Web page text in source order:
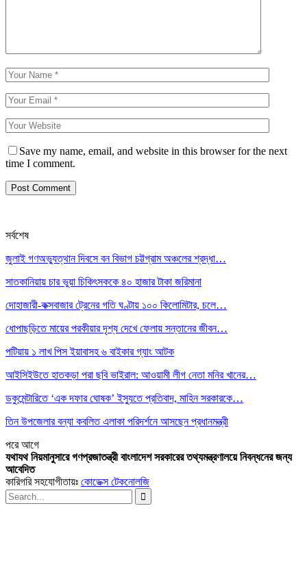
Save my name, email, and website in this browser for the next
time I comment.
সর্বশেষ
জুলাই গণঅভ্যুত্থান দিবসে বন বিভাগ চট্টগ্রাম অঞ্চলের শ্রদ্ধা…
সাতকানিয়ায় চার ভুয়া চিকিৎসককে ৪০ হাজার টাকা জরিমানা
দোহাজারী-কক্সবাজার ট্রেনের গতি ঘণ্টায় ১০০ কিলোমিটার, চলে…
ধোপাছড়িতে মায়ের পরকীয়ার দৃশ্য দেখে ফেলায় সন্তানের জীবন…
পটিয়ায় ১ লাখ পিস ইয়াবাসহ ৬ বাইকার গ্যাং আটক
আইসিইউতে হাতকড়া পরা ছবি ভাইরাল: আওয়ামী লীগ নেতা মনির খানের…
ডকুমেন্টারিতে ‘এক দফার ঘোষক’ ইস্যুতে প্রতিবাদ, মাহিন সরকারকে…
তিন উপজেলার বন্যা কবলিত এলাকা পরিদর্শনে আসছেন প্রধানমন্ত্রী
পরেআগে
যথাযথ নিয়মানুসারে গণপ্রজাতন্ত্রী বাংলাদেশ সরকারের তথ্যমন্ত্রণালয়ে নিবন্ধনের জন্য
আবেদিত
কারিগরি সহযোগীতায়ঃ কোডেক্স টেকনোলজি